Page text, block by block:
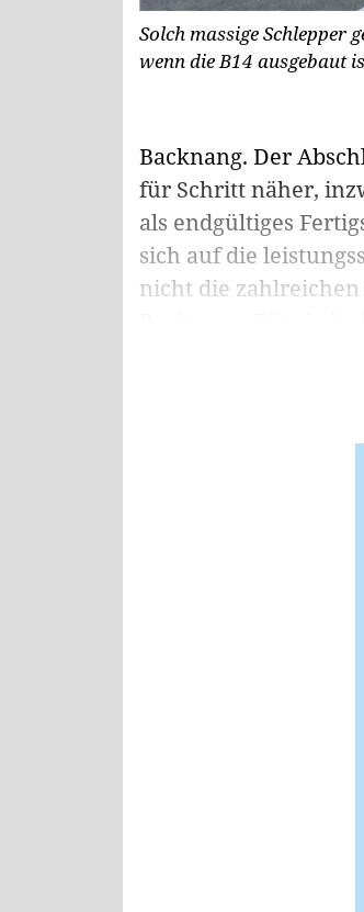
Solch massige Schlepper
wenn die B14 ausgebaut
Backnang. Der
für Schritt näher,
als endgültiges
sich auf die
nicht die